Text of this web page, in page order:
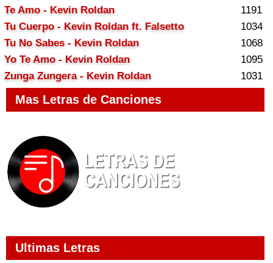
Te Amo - Kevin Roldan
1191
Tu Cuerpo - Kevin Roldan ft. Falsetto
1034
Tu No Sabes - Kevin Roldan
1068
Yo Te Amo - Kevin Roldan
1095
Zunga Zungera - Kevin Roldan
1031
Mas Letras de Canciones
Ultimas Letras